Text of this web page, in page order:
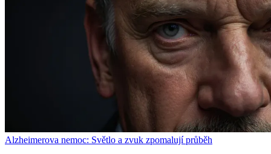
Alzheimerova nemoc: Světlo a zvuk zpomalují průběh